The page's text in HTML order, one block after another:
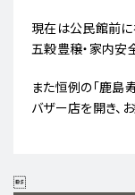
現在は公民館前に
五穀豊穣・家内安
また恒例の「鹿島
バザー店を開き、
